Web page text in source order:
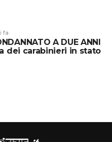
fa
A DUE ANNI
dei carabinieri in stato